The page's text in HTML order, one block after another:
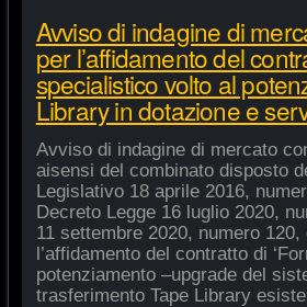
Avviso di indagine di
per l’affidamento del
specialistico volto al
Library in dotazione e
Avviso di indagine di mercato
aisensi del combinato disposto
Legislativo 18 aprile 2016,
Decreto Legge 16 luglio 2020,
11 settembre 2020, numero
l’affidamento del contratto di
potenziamento –upgrade del
trasferimento Tape Library